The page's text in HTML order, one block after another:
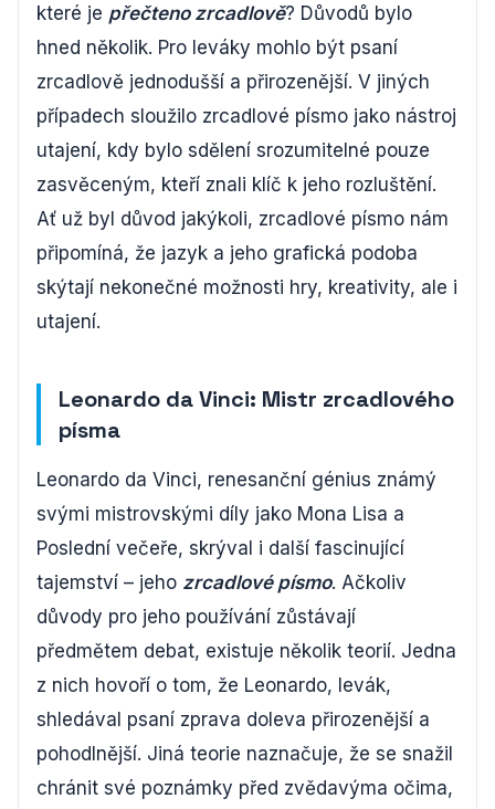
které je přečteno zrcadlově? Důvodů bylo
hned několik. Pro leváky mohlo být psaní
zrcadlově jednodušší a přirozenější. V jiných
případech sloužilo zrcadlové písmo jako nástroj
utajení, kdy bylo sdělení srozumitelné pouze
zasvěceným, kteří znali klíč k jeho rozluštění.
Ať už byl důvod jakýkoli, zrcadlové písmo nám
připomíná, že jazyk a jeho grafická podoba
skýtají nekonečné možnosti hry, kreativity, ale i
utajení.
Leonardo da Vinci: Mistr zrcadlového
písma
Leonardo da Vinci, renesanční génius známý
svými mistrovskými díly jako Mona Lisa a
Poslední večeře, skrýval i další fascinující
tajemství – jeho zrcadlové písmo. Ačkoliv
důvody pro jeho používání zůstávají
předmětem debat, existuje několik teorií. Jedna
z nich hovoří o tom, že Leonardo, levák,
shledával psaní zprava doleva přirozenější a
pohodlnější. Jiná teorie naznačuje, že se snažil
chránit své poznámky před zvědavýma očima,